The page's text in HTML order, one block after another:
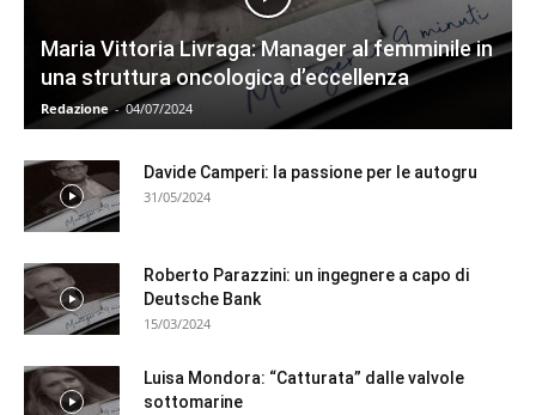
Maria Vittoria Livraga: Manager al femminile in
una struttura oncologica d’eccellenza
Redazione - 04/07/2024
Davide Camperi: la passione per le autogru
31/05/2024
Roberto Parazzini: un ingegnere a capo di
Deutsche Bank
15/03/2024
Luisa Mondora: “Catturata” dalle valvole
sottomarine